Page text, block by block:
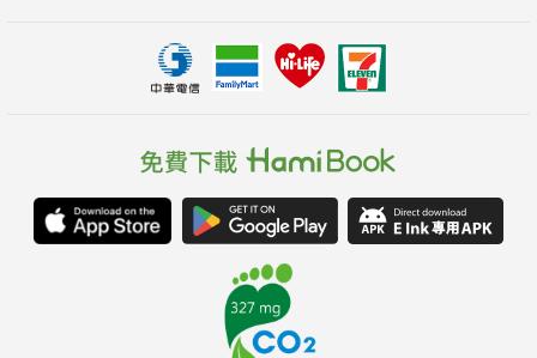
星野智幸／小說家
靜靜陪伴在側。正如小石頭與狗那般。而我需要這本書。
高橋源一郎／小說家、文藝評論家
對我自己來說，整本書都值得反覆閱讀，甚至看到了自己──畢